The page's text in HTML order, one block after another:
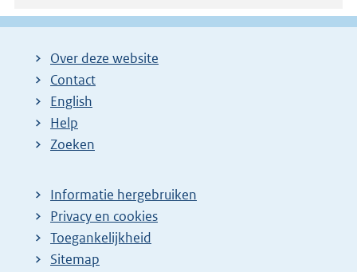
Over deze website
Contact
English
Help
Zoeken
Informatie hergebruiken
Privacy en cookies
Toegankelijkheid
Sitemap